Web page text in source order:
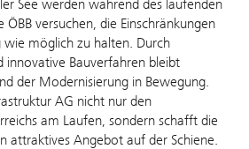
See werden während des laufenden
versuchen, die Einschränkungen
wie möglich zu halten. Durch
innovative Bauverfahren bleibt
der Modernisierung in Bewegung.
AG nicht nur den
am Laufen, sondern schafft die
attraktives Angebot auf der Schiene.